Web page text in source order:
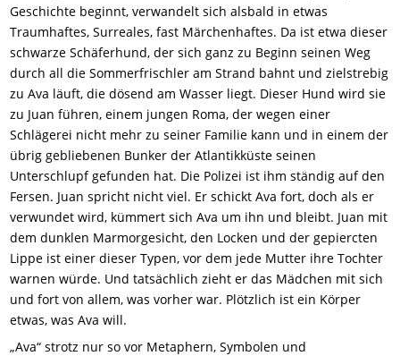
Geschichte beginnt, verwandelt sich alsbald in etwas
Traumhaftes, Surreales, fast Märchenhaftes. Da ist etwa dieser
schwarze Schäferhund, der sich ganz zu Beginn seinen Weg
durch all die Sommerfrischler am Strand bahnt und zielstrebig
zu Ava läuft, die dösend am Wasser liegt. Dieser Hund wird sie
zu Juan führen, einem jungen Roma, der wegen einer
Schlägerei nicht mehr zu seiner Familie kann und in einem der
übrig gebliebenen Bunker der Atlantikküste seinen
Unterschlupf gefunden hat. Die Polizei ist ihm ständig auf den
Fersen. Juan spricht nicht viel. Er schickt Ava fort, doch als er
verwundet wird, kümmert sich Ava um ihn und bleibt. Juan mit
dem dunklen Marmorgesicht, den Locken und der gepiercten
Lippe ist einer dieser Typen, vor dem jede Mutter ihre Tochter
warnen würde. Und tatsächlich zieht er das Mädchen mit sich
und fort von allem, was vorher war. Plötzlich ist ein Körper
etwas, was Ava will.
„Ava“ strotz nur so vor Metaphern, Symbolen und